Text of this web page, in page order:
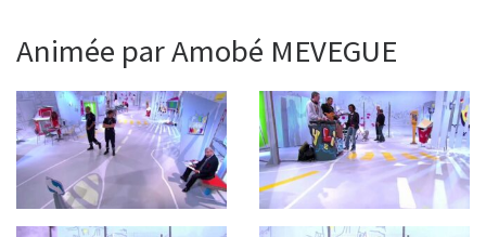
Animée par Amobé MEVEGUE